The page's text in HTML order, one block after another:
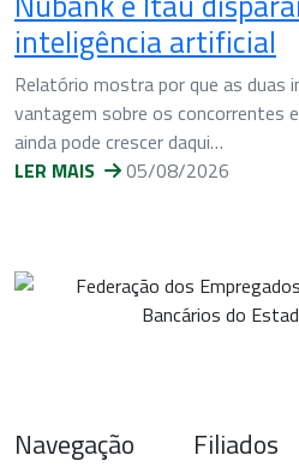
inteligência artificial
Relatório mostra por que as duas
vantagem sobre os concorrentes
ainda pode crescer daqui…
LER MAIS
05/08/2026
Navegação Filiados